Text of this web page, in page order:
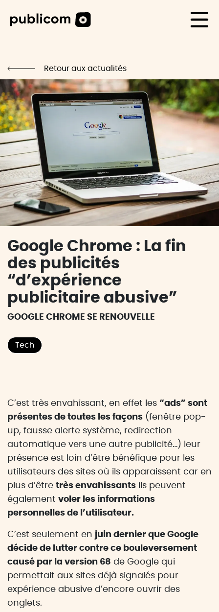
CAS CLIENTS
Blog
Carrière
Contact
Retour aux actualités
Google Chrome : La fin
des publicités
“d’expérience
publicitaire abusive”
GOOGLE CHROME SE RENOUVELLE
Tech
C’est très envahissant, en effet les “ads” sont
présentes de toutes les façons (fenêtre pop-
up, fausse alerte système, redirection
automatique vers une autre publicité…) leur
présence est loin d’être bénéfique pour les
utilisateurs des sites où ils apparaissent car en
plus d’être très envahissants ils peuvent
également voler les informations
personnelles de l’utilisateur.
C’est seulement en juin dernier que Google
décide de lutter contre ce bouleversement
causé par la version 68 de Google qui
permettait aux sites déjà signalés pour
expérience abusive d’encore ouvrir des
onglets.